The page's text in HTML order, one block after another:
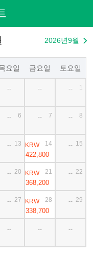
2026년9월 
요일 금요일 토요일
-- -- -- 1
-- 6 -- 7 -- 8
-- 13 KRW
422,800
14 -- 15
-- 20 KRW
368,200
21 -- 22
-- 27 KRW
338,700
28 -- 29
-- -- --